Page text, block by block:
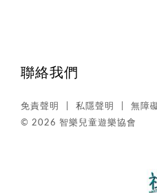
聯絡我們
免責聲明 私隱聲明 無障
© 2026 智樂兒童遊樂協會